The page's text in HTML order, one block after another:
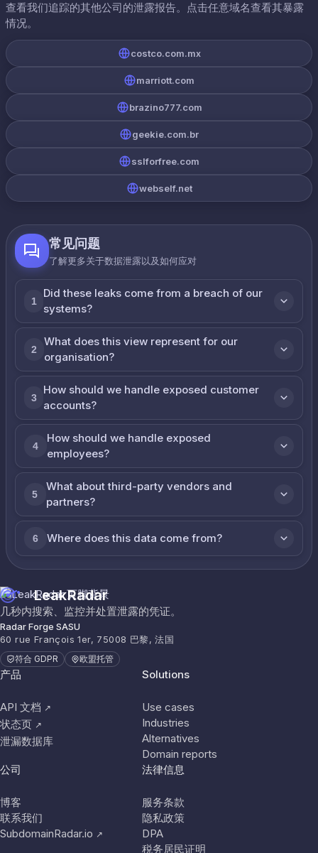
查看我们追踪的其他公司的泄露报告。点击任意域名查看其暴露
情况。
costco.com.mx
marriott.com
brazino777.com
geekie.com.br
sslforfree.com
webself.net
常见问题
了解更多关于数据泄露以及如何应对
1
Did these leaks come from a breach of our
systems?
2
What does this view represent for our
organisation?
3
How should we handle exposed customer
accounts?
4
How should we handle exposed
employees?
5
What about third-party vendors and
partners?
6 Where does this data come from?
LeakRadar
几秒内搜索、监控并处置泄露的凭证。
Radar Forge SASU
60 rue François 1er, 75008 巴黎, 法国
符合 GDPR 欧盟托管
产品
API 文档 ↗
状态页 ↗
泄漏数据库
Solutions
Use cases
Industries
Alternatives
Domain reports
公司
博客
联系我们
SubdomainRadar.io ↗
法律信息
服务条款
隐私政策
DPA
税务居民证明